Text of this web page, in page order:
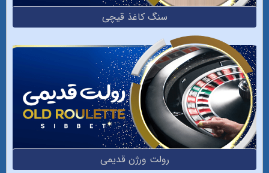
سنگ کاغذ قیچی
رولت ورژن قدیمی